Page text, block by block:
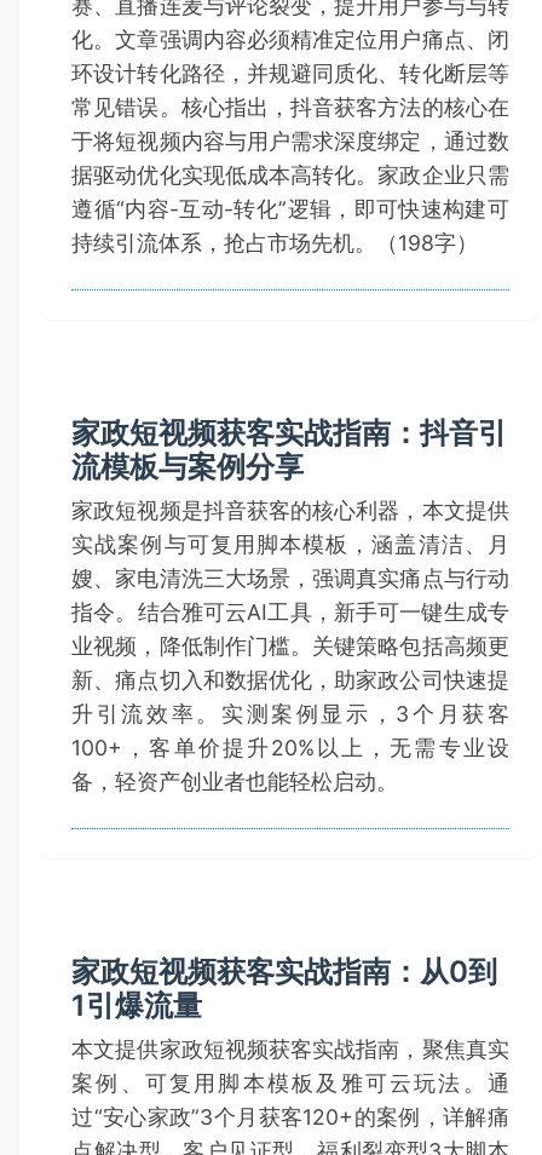
赛、直播连麦与评论裂变，提升用户参与与转
化。文章强调内容必须精准定位用户痛点、闭
环设计转化路径，并规避同质化、转化断层等
常见错误。核心指出，抖音获客方法的核心在
于将短视频内容与用户需求深度绑定，通过数
据驱动优化实现低成本高转化。家政企业只需
遵循“内容-互动-转化”逻辑，即可快速构建可
持续引流体系，抢占市场先机。（198字）
家政短视频获客实战指南：抖音引
流模板与案例分享
家政短视频是抖音获客的核心利器，本文提供
实战案例与可复用脚本模板，涵盖清洁、月
嫂、家电清洗三大场景，强调真实痛点与行动
指令。结合雅可云AI工具，新手可一键生成专
业视频，降低制作门槛。关键策略包括高频更
新、痛点切入和数据优化，助家政公司快速提
升引流效率。实测案例显示，3个月获客
100+，客单价提升20%以上，无需专业设
备，轻资产创业者也能轻松启动。
家政短视频获客实战指南：从0到
1引爆流量
本文提供家政短视频获客实战指南，聚焦真实
案例、可复用脚本模板及雅可云玩法。通
过“安心家政”3个月获客120+的案例，详解痛